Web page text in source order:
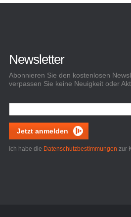
Newsletter
Abonnieren Sie den kostenlosen
verpassen Sie keine Neuigkeit oder
Jetzt anmelden
Ich habe die Datenschutzbestimmungen zur